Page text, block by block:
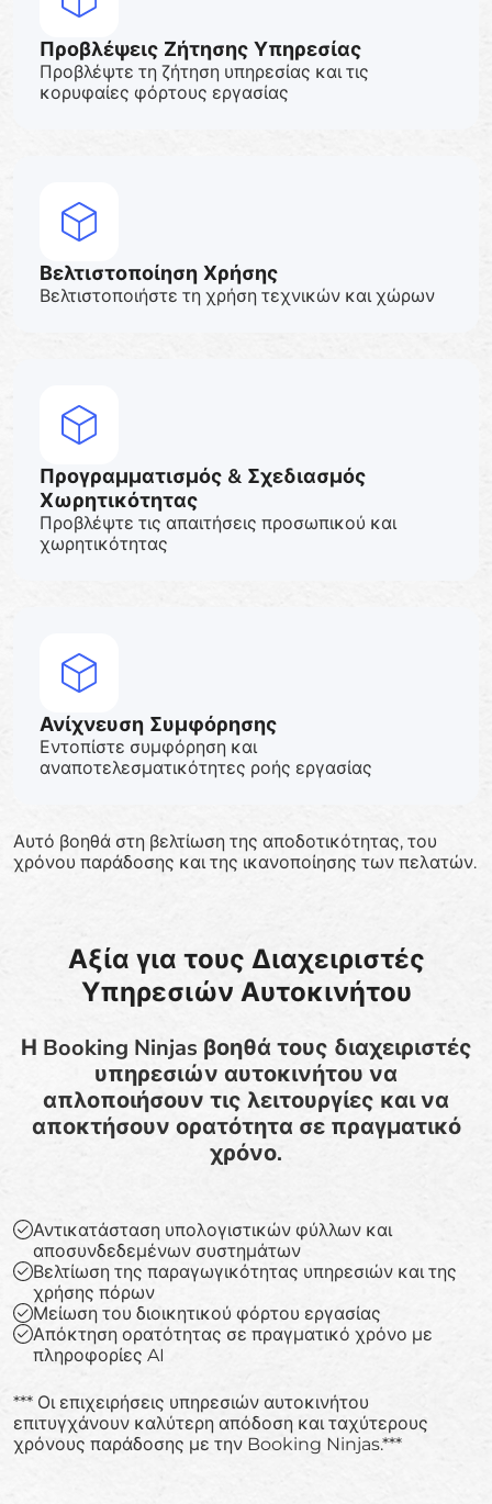
Προβλέψεις Ζήτησης Υπηρεσίας
Προβλέψτε τη ζήτηση υπηρεσίας και τις
κορυφαίες φόρτους εργασίας
Βελτιστοποίηση Χρήσης
Βελτιστοποιήστε τη χρήση τεχνικών και χώρων
Προγραμματισμός & Σχεδιασμός
Χωρητικότητας
Προβλέψτε τις απαιτήσεις προσωπικού και
χωρητικότητας
Ανίχνευση Συμφόρησης
Εντοπίστε συμφόρηση και
αναποτελεσματικότητες ροής εργασίας
Αυτό βοηθά στη βελτίωση της αποδοτικότητας, του
χρόνου παράδοσης και της ικανοποίησης των πελατών.
Αξία για τους Διαχειριστές
Υπηρεσιών Αυτοκινήτου
Η Booking Ninjas βοηθά τους διαχειριστές
υπηρεσιών αυτοκινήτου να
απλοποιήσουν τις λειτουργίες και να
αποκτήσουν ορατότητα σε πραγματικό
χρόνο.
Αντικατάσταση υπολογιστικών φύλλων και
αποσυνδεδεμένων συστημάτων
Βελτίωση της παραγωγικότητας υπηρεσιών και της
χρήσης πόρων
Μείωση του διοικητικού φόρτου εργασίας
Απόκτηση ορατότητας σε πραγματικό χρόνο με
πληροφορίες AI
*** Οι επιχειρήσεις υπηρεσιών αυτοκινήτου
επιτυγχάνουν καλύτερη απόδοση και ταχύτερους
χρόνους παράδοσης με την Booking Ninjas.***